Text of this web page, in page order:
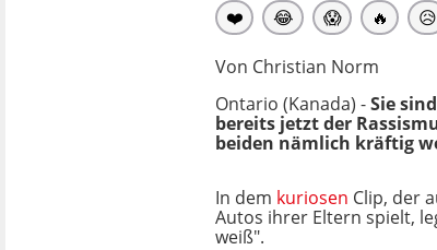
❤️ 😂 😱 🔥 😥
Von Christian Norm
Ontario (Kanada) -Sie
bereits jetzt der
beiden nämlich kräftig
In dem kuriosen Clip, der
Autos ihrer Eltern spielt,
weiß".